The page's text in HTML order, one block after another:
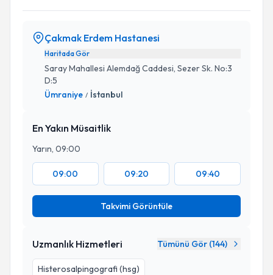
Çakmak Erdem Hastanesi
Haritada Gör
Saray Mahallesi Alemdağ Caddesi, Sezer Sk. No:3
D:5
Ümraniye / İstanbul
En Yakın Müsaitlik
Yarın, 09:00
09:00 09:20 09:40
Takvimi Görüntüle
Uzmanlık Hizmetleri Tümünü Gör (144)
Histerosalpingografi (hsg)